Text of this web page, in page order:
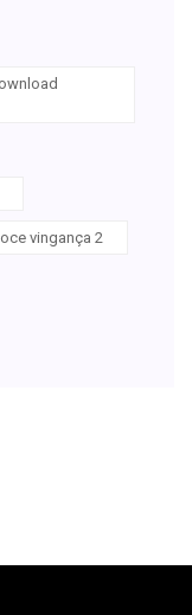
vingança 2